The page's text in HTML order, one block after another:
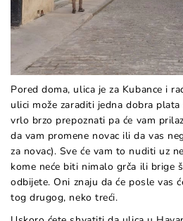
Pored doma, ulica je za Kubance i
ulici može zaraditi jedna dobra
vrlo brzo prepoznati pa će vam
da vam promene novac ili da vas
za novac). Sve će vam to nuditi uz
kome neće biti nimalo grča ili brige
odbijete. Oni znaju da će posle vas
tog drugog, neko treći.